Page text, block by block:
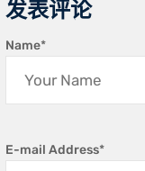
发表评论
Name*
E-mail Address*